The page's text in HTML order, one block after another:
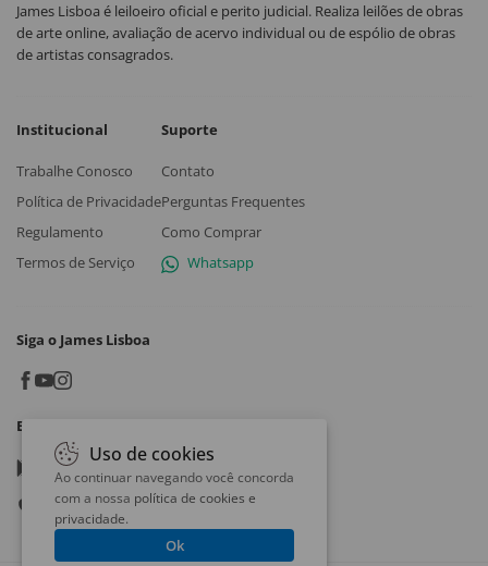
James Lisboa é leiloeiro oficial e perito judicial. Realiza leilões de obras
de arte online, avaliação de acervo individual ou de espólio de obras
de artistas consagrados.
Institucional
Trabalhe Conosco
Política de Privacidade
Regulamento
Termos de Serviço
Suporte
Contato
Perguntas Frequentes
Como Comprar
Whatsapp
Siga o James Lisboa
Baixe o App
Google play
App store
Uso de cookies
Ao continuar navegando você concorda
com a nossa política de cookies e
privacidade.
Ok